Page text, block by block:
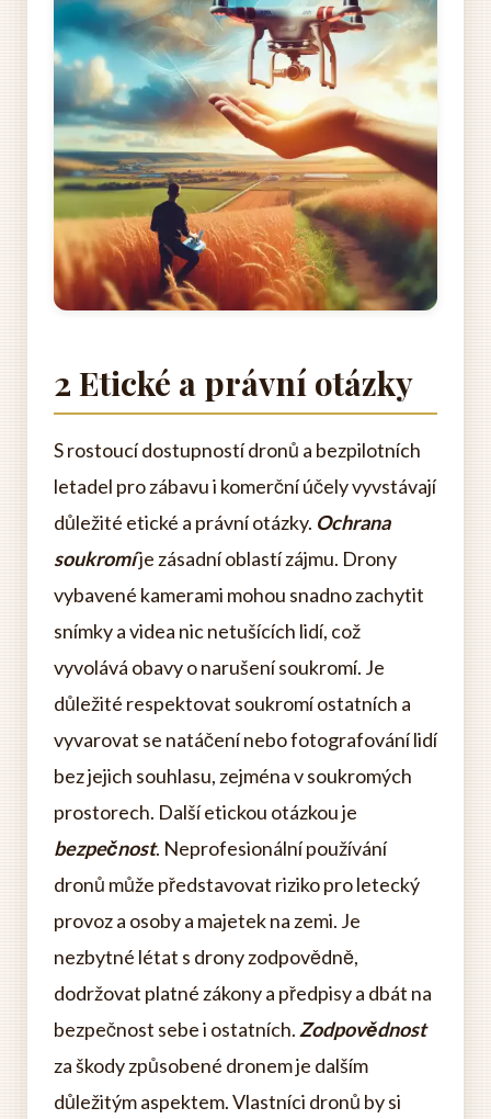
2 Etické a právní otázky
S rostoucí dostupností dronů a bezpilotních
letadel pro zábavu i komerční účely vyvstávají
důležité etické a právní otázky. Ochrana
soukromíje zásadní oblastí zájmu. Drony
vybavené kamerami mohou snadno zachytit
snímky a videa nic netušících lidí, což
vyvolává obavy o narušení soukromí. Je
důležité respektovat soukromí ostatních a
vyvarovat se natáčení nebo fotografování lidí
bez jejich souhlasu, zejména v soukromých
prostorech. Další etickou otázkou je
bezpečnost. Neprofesionální používání
dronů může představovat riziko pro letecký
provoz a osoby a majetek na zemi. Je
nezbytné létat s drony zodpovědně,
dodržovat platné zákony a předpisy a dbát na
bezpečnost sebe i ostatních. Zodpovědnost
za škody způsobené dronem je dalším
důležitým aspektem. Vlastníci dronů by si